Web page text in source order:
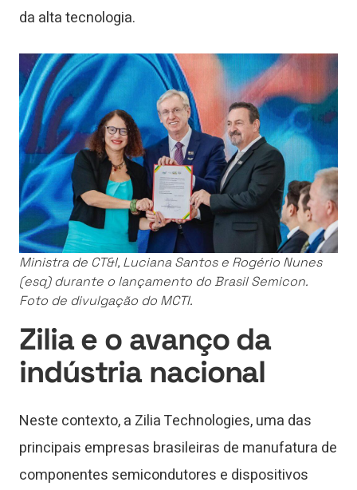
da alta tecnologia.
Ministra de CT&I, Luciana Santos e Rogério Nunes
(esq) durante o lançamento do Brasil Semicon.
Foto de divulgação do MCTI.
Zilia e o avanço da
indústria nacional
Neste contexto, a Zilia Technologies, uma das
principais empresas brasileiras de manufatura de
componentes semicondutores e dispositivos